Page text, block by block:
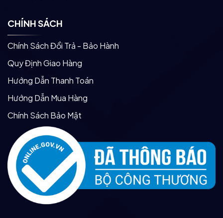
CHÍNH SÁCH
Chính Sách Đổi Trả - Bảo Hành
Quy Định Giao Hàng
Hướng Dẫn Thanh Toán
Hướng Dẫn Mua Hàng
Chính Sách Bảo Mật